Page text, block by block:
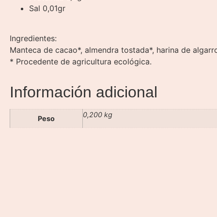
Sal 0,01gr
Ingredientes:
Manteca de cacao*, almendra tostada*, harina de
* Procedente de agricultura ecológica.
Información adicional
Peso 0,200 kg